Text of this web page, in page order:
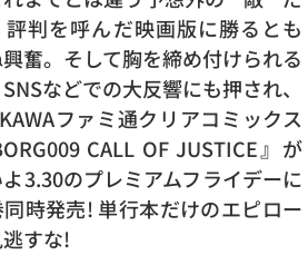
評判を呼んだ映画版に勝るとも
奮。そして胸を締め付けられる
などでの大反響にも押され、
ファミ通クリアコミックス
CALL OF JUSTICE』が
3.30のプレミアムフライデーに
時発売! 単行本だけのエピロー
すな!